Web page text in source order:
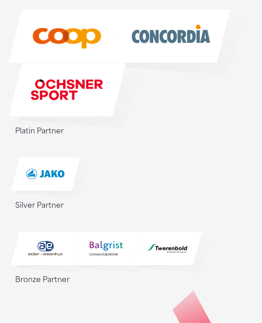
Platin Partner
Silver Partner
Bronze Partner